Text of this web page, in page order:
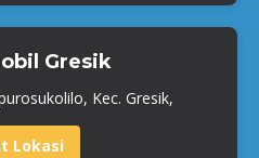
Gresik
Kec. Gresik,
Lokasi